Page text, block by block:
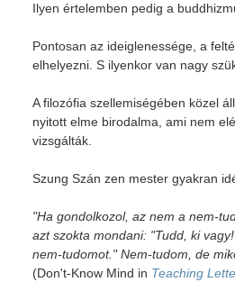
Ilyen értelemben pedig a
Pontosan az ideiglenessége, a
elhelyezni. S ilyenkor van nagy
A filozófia szellemiségében közel
nyitott elme birodalma, ami nem
vizsgálták.
Szung Szán zen mester gyakran
"Ha gondolkozol, az nem a nem-
azt szokta mondani: "Tudd, ki
nem-tudomot." Nem-tudom, de
(Don't-Know Mind in Teaching